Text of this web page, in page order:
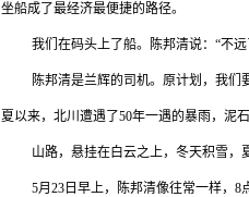
坐船成了最经济最便捷的路径。
我们在码头上了船。陈邦清说：“不
陈邦清是兰辉的司机。原计划，我们
夏以来，北川遭遇了50年一遇的暴雨，泥
山路，悬挂在白云之上，冬天积雪，
5月 23 日早上，陈邦清像往常一样， 8